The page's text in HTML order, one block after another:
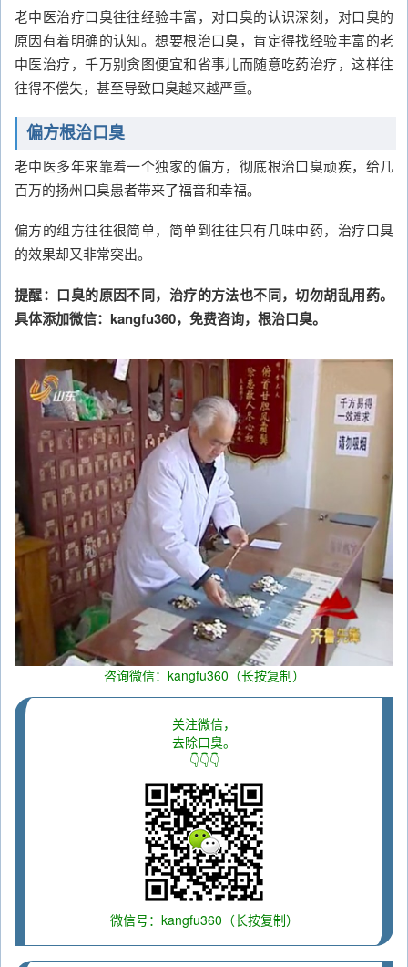
老中医治疗口臭往往经验丰富，对口臭的认识深刻，对口臭的
原因有着明确的认知。想要根治口臭，肯定得找经验丰富的老
中医治疗，千万别贪图便宜和省事儿而随意吃药治疗，这样往
往得不偿失，甚至导致口臭越来越严重。
偏方根治口臭
老中医多年来靠着一个独家的偏方，彻底根治口臭顽疾，给几
百万的扬州口臭患者带来了福音和幸福。
偏方的组方往往很简单，简单到往往只有几味中药，治疗口臭
的效果却又非常突出。
提醒：口臭的原因不同，治疗的方法也不同，切勿胡乱用药。
具体添加微信：kangfu360，免费咨询，根治口臭。
咨询微信：kangfu360（长按复制）
关注微信，
去除口臭。
👇👇👇
微信号：kangfu360（长按复制）